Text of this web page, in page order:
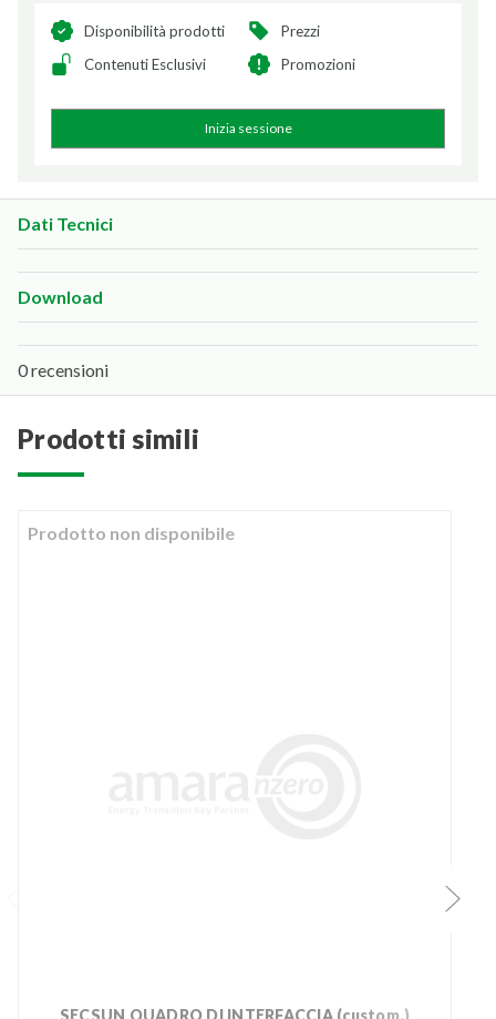
Disponibilità prodotti
Prezzi
Contenuti Esclusivi
Promozioni
Inizia sessione
Dati Tecnici
Download
0 recensioni
prodotti simili
Prodotto non disponibile
SECSUN QUADRO DI INTERFACCIA (custom.)